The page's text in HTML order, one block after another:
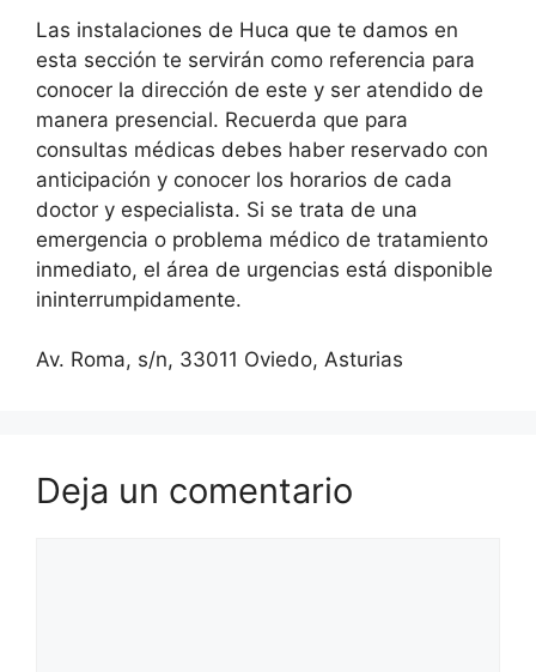
Las instalaciones de Huca que te damos en
esta sección te servirán como referencia para
conocer la dirección de este y ser atendido de
manera presencial. Recuerda que para
consultas médicas debes haber reservado con
anticipación y conocer los horarios de cada
doctor y especialista. Si se trata de una
emergencia o problema médico de tratamiento
inmediato, el área de urgencias está disponible
ininterrumpidamente.
Av. Roma, s/n, 33011 Oviedo, Asturias
Deja un comentario